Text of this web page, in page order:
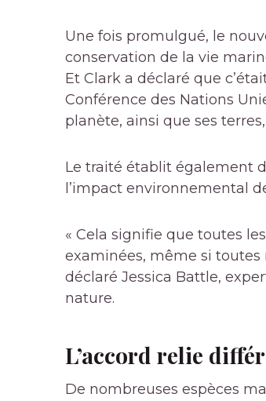
Une fois promulgué, le
conservation de la vie
Et Clark a déclaré que
Conférence des Nations
planète, ainsi que ses
Le traité établit également
l’impact environnemental
« Cela signifie que toutes
examinées, même si toutes
déclaré Jessica Battle,
nature.
L’accord relie
De nombreuses espèces